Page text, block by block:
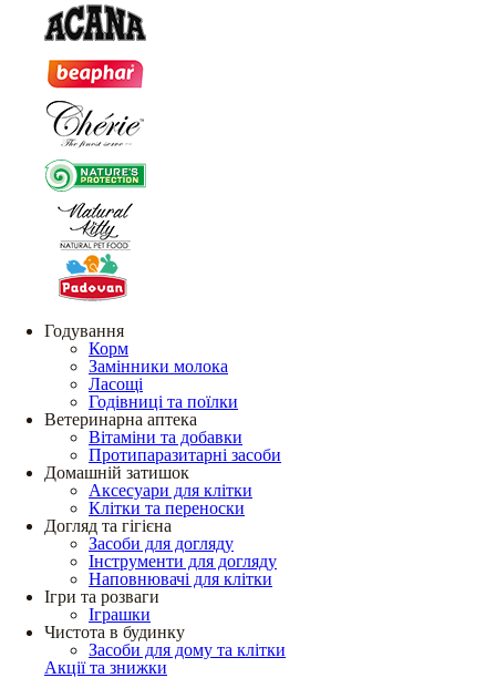
Годування
Корм
Замінники молока
Ласощі
Годівниці та поїлки
Ветеринарна аптека
Вітаміни та добавки
Протипаразитарні засоби
Домашній затишок
Аксесуари для клітки
Клітки та переноски
Догляд та гігієна
Засоби для догляду
Інструменти для догляду
Наповнювачі для клітки
Ігри та розваги
Іграшки
Чистота в будинку
Засоби для дому та клітки
Акції та знижки